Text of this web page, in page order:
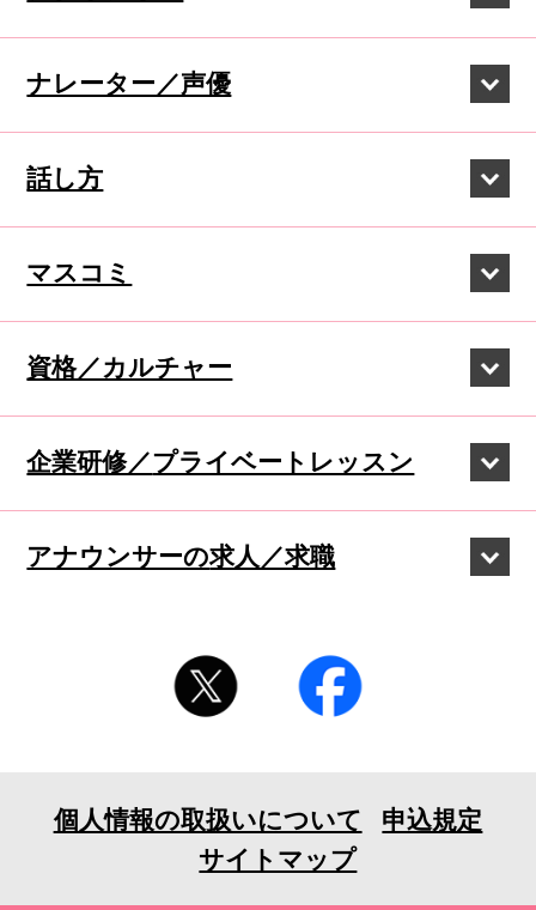
ナレーター／声優
話し方
マスコミ
資格／カルチャー
企業研修／プライベートレッスン
アナウンサーの求人／求職
個人情報の取扱いについて
申込規定
サイトマップ